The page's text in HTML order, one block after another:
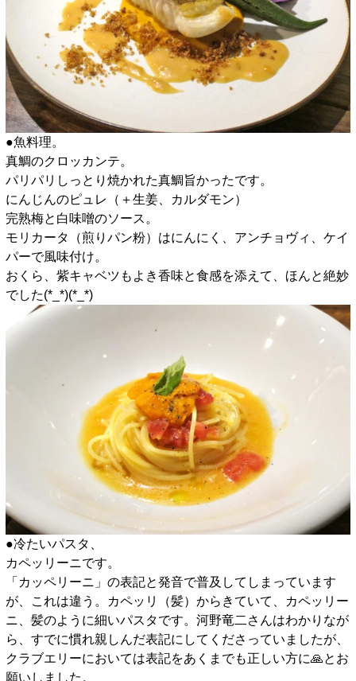
●魚料理。
真鯛のクロッカンテ。
パリパリしっとり焼かれた真鯛旨かったです。
にんじんのピュレ（＋生姜、カルダモン）
完熟梅と白味噌のソース。
モリカータ（煎りパン粉）はにんにく、アンチョヴィ、ケイ
パーで風味付け。
おくら、紫キャベツもよき香味と食感を添えて、ほんと絶妙
でした(*_*)(*_*)
●冷たいパスタ、
カペッリーニです。
「カッペリーニ」の表記と発音で普及してしまっています
が、これは違う。カペッリ（髪）からきていて、カペッリー
ニ、髪のように細いパスタです。河野竜二さんはわかりなが
ら、すでに慣れ親しんだ表記にしてくださっていましたが、
クラブエリーにおいては表記をあくまでも正しい方に🙏とお
願いしました。